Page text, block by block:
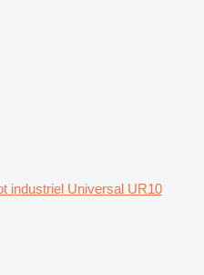
industriel Universal UR10